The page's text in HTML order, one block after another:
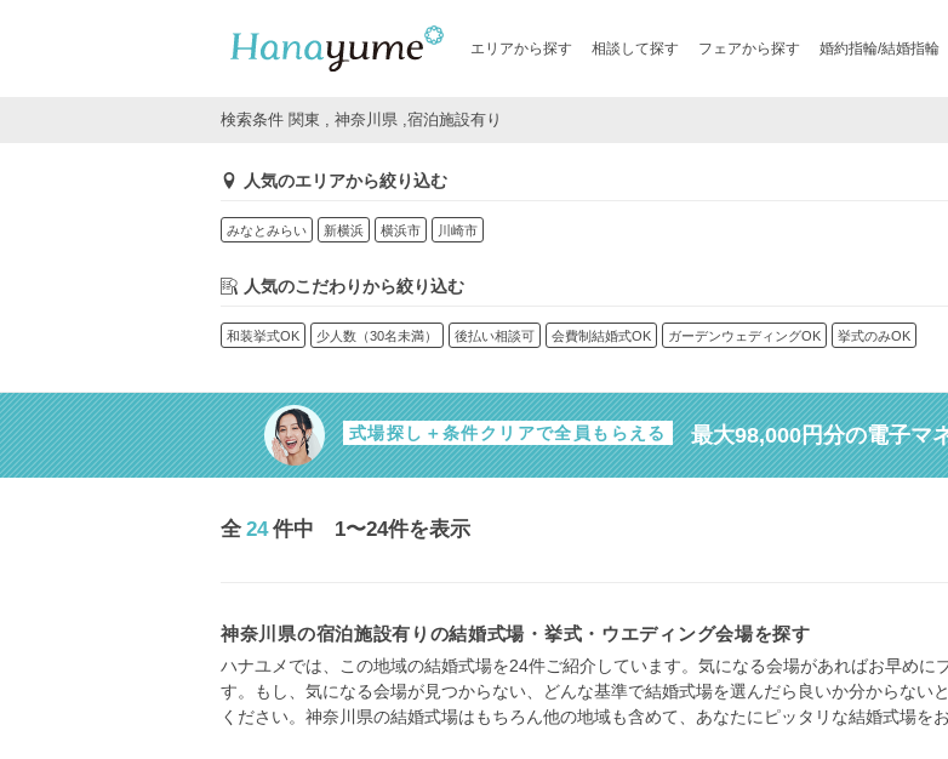
エリアから探す 相談して探す フェアから探す 婚約指輪/結婚指輪
検索条件 関東 , 神奈川県 ,宿泊施設有り
人気のエリアから絞り込む
みなとみらい 新横浜 横浜市 川崎市
人気のこだわりから絞り込む
和装挙式OK 少人数（30名未満） 後払い相談可 会費制結婚式OK ガーデンウェディングOK 挙式のみOK
式場探し＋条件クリアで全員もらえる 最大98,000円分の電子マ
全 24 件中 1〜24件を表示
神奈川県の宿泊施設有りの結婚式場・挙式・ウエディング会場を探す
ハナユメでは、この地域の結婚式場を24件ご紹介しています。気になる会場があればお早めに
す。もし、気になる会場が見つからない、どんな基準で結婚式場を選んだら良いか分からない
ください。神奈川県の結婚式場はもちろん他の地域も含めて、あなたにピッタリな結婚式場を